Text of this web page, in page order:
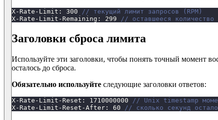
X-Rate-Limit : 300
// текущий лимит запросов (RPM)
X-Rate-Limit-Remaining : 299 // оставшееся количество
Заголовки сброса лимита
Используйте эти заголовки, чтобы понять точный момент
осталось до сброса.
Обязательно используйте следующие заголовки ответов:
X-Rate-Limit-Reset : 1710000000
// Unix timestamp
X-Rate-Limit-Reset-After : 60 // сколько секунд